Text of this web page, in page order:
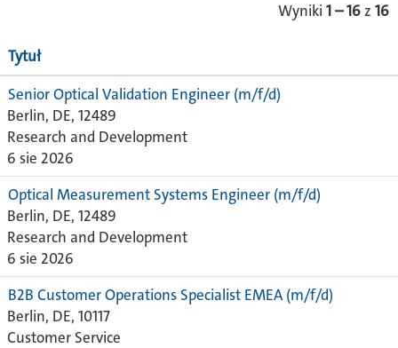
Wyniki 1 – 16z 16
Tytuł
Senior Optical Validation Engineer (m/f/d)
Berlin, DE, 12489
Research and Development
6 sie 2026
Optical Measurement Systems Engineer (m/f/d)
Berlin, DE, 12489
Research and Development
6 sie 2026
B2B Customer Operations Specialist EMEA (m/f/d)
Berlin, DE, 10117
Customer Service